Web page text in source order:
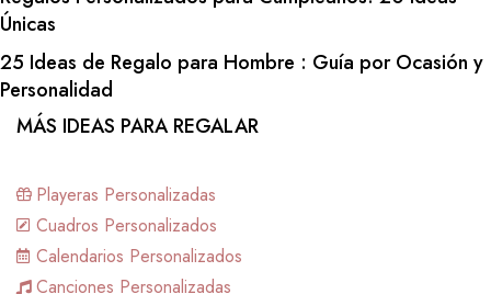
Únicas
25 Ideas de Regalo para Hombre : Guía por Ocasión y
Personalidad
MÁS IDEAS PARA REGALAR
Playeras Personalizadas
Cuadros Personalizados
Calendarios Personalizados
Canciones Personalizadas